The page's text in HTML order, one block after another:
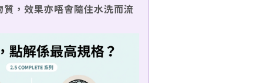
，效果亦唔會隨住水洗而流